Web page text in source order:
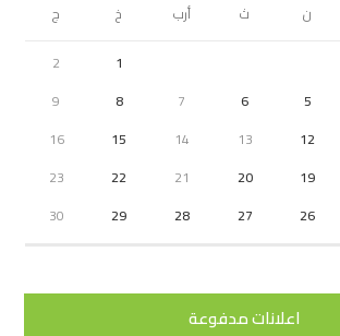
ن ث أرب خ
ج
1
2
5
6
7
8
9
12
13
14
15
16
19
20
21
22
23
26
27
28
29
30
اعلانات مدفوعة